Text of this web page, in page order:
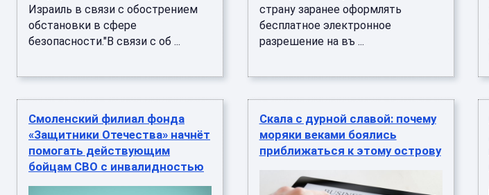
Израиль в связи с обострением
обстановки в сфере
безопасности."В связи с об ...
страну заранее оформлять
бесплатное электронное
разрешение на въ ...
Смоленский филиал фонда
«Защитники Отечества» начнёт
помогать действующим
бойцам СВО с инвалидностью
Скала с дурной славой: почему
моряки веками боялись
приближаться к этому острову